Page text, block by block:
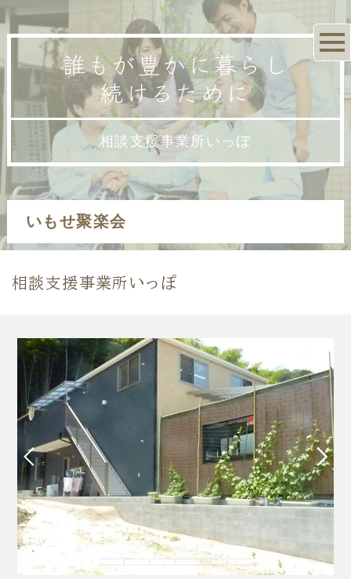
誰もが豊かに暮らし
続けるために
相談支援事業所いっぽ
いもせ聚楽会
相談支援事業所いっぽ